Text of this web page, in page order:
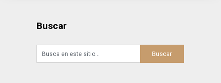
Buscar